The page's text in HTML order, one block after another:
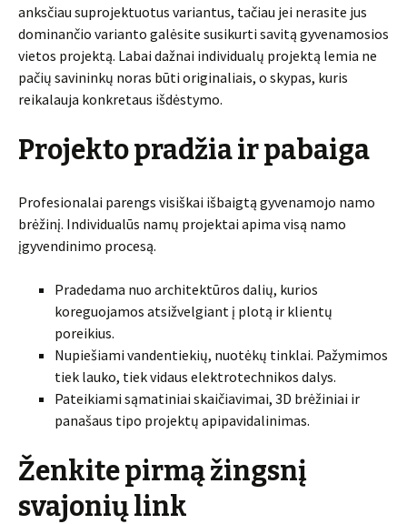
anksčiau suprojektuotus variantus, tačiau jei nerasite jus
dominančio varianto galėsite susikurti savitą gyvenamosios
vietos projektą. Labai dažnai individualų projektą lemia ne
pačių savininkų noras būti originaliais, o skypas, kuris
reikalauja konkretaus išdėstymo.
Projekto pradžia ir pabaiga
Profesionalai parengs visiškai išbaigtą gyvenamojo namo
brėžinį. Individualūs namų projektai apima visą namo
įgyvendinimo procesą.
Pradedama nuo architektūros dalių, kurios
koreguojamos atsižvelgiant į plotą ir klientų
poreikius.
Nupiešiami vandentiekių, nuotėkų tinklai. Pažymimos
tiek lauko, tiek vidaus elektrotechnikos dalys.
Pateikiami sąmatiniai skaičiavimai, 3D brėžiniai ir
panašaus tipo projektų apipavidalinimas.
Ženkite pirmą žingsnį
svajonių link